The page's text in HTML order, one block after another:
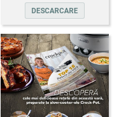
DESCARCARE